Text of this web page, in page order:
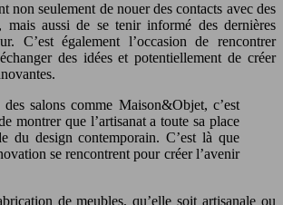
non seulement de nouer des contacts avec des
mais aussi de se tenir informé des dernières
C’est également l’occasion de rencontrer
des idées et potentiellement de créer
salons comme Maison&Objet, c’est
montrer que l’artisanat a toute sa place
du design contemporain. C’est là que
se rencontrent pour créer l’avenir
de meubles, qu’elle soit artisanale ou